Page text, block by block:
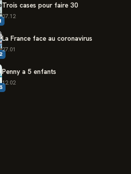
Trois cases pour faire 30
07.12
La France face au coronavirus
27.01
Penny a 5 enfants
12.02